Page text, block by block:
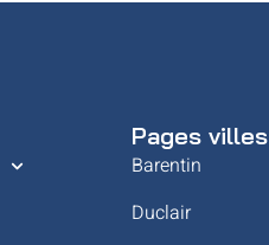
Pages villes
Barentin
Duclair